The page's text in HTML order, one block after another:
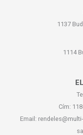
1137
1114
Cím:
Email: